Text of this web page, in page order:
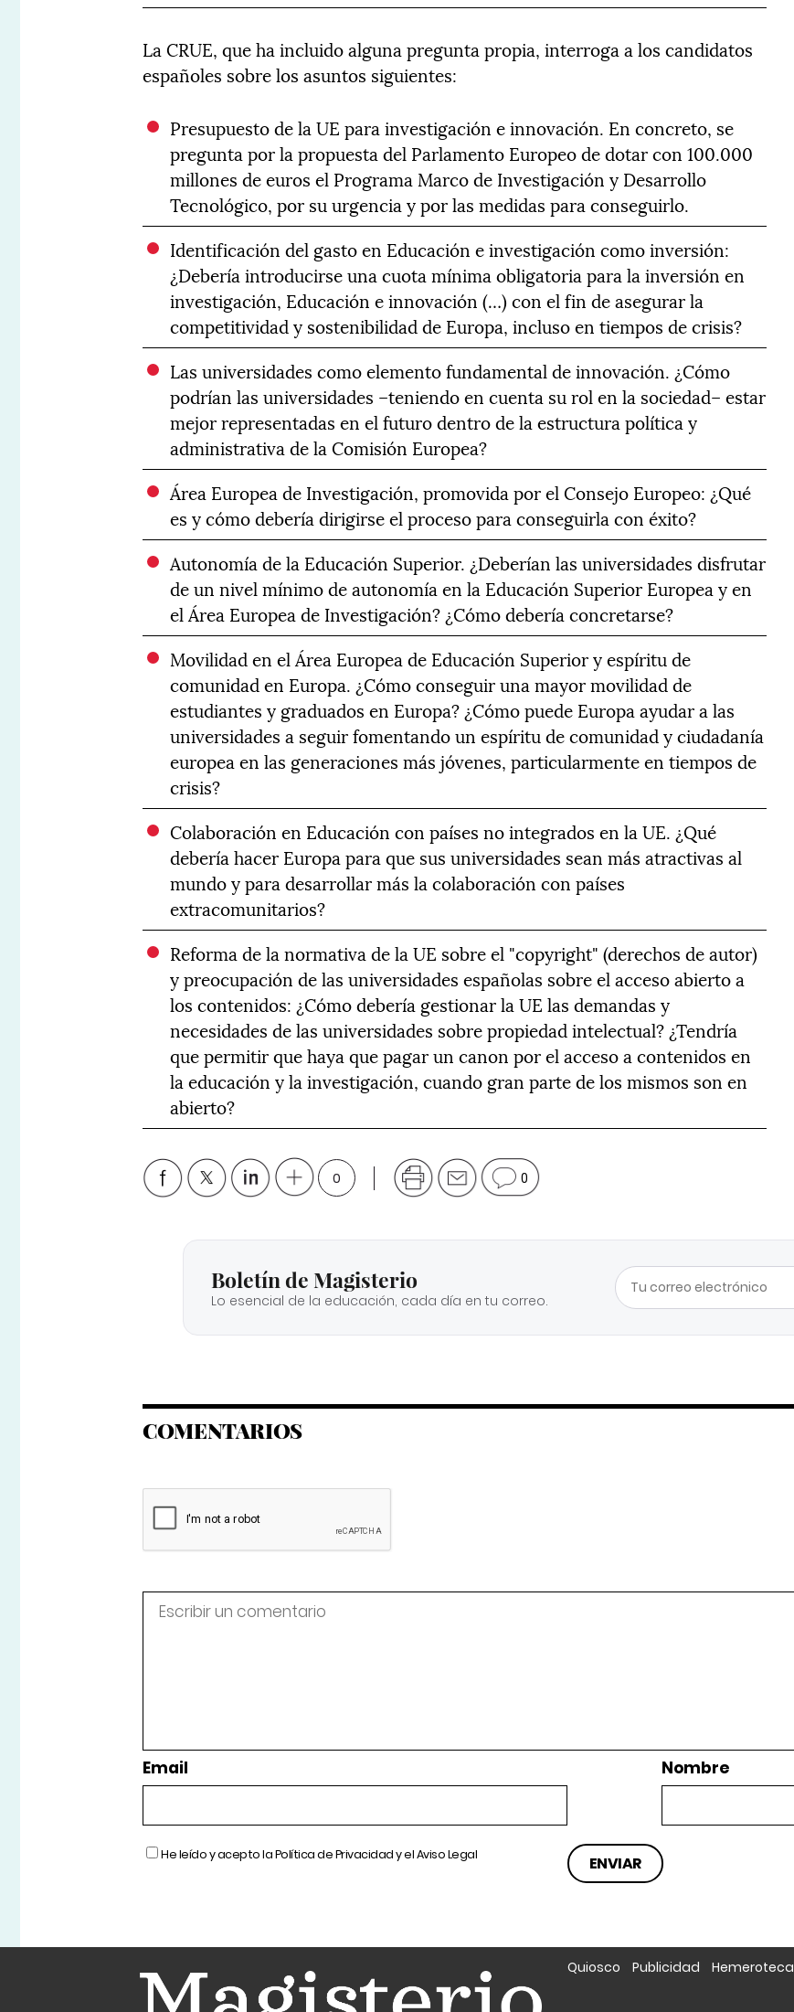
La CRUE, que ha incluido alguna pregunta propia, interroga a los candidatos
españoles sobre los asuntos siguientes:
Presupuesto de la UE para investigación e innovación. En concreto, se
pregunta por la propuesta del Parlamento Europeo de dotar con 100.000
millones de euros el Programa Marco de Investigación y Desarrollo
Tecnológico, por su urgencia y por las medidas para conseguirlo.
Identificación del gasto en Educación e investigación como inversión:
¿Debería introducirse una cuota mínima obligatoria para la inversión en
investigación, Educación e innovación (…) con el fin de asegurar la
competitividad y sostenibilidad de Europa, incluso en tiempos de crisis?
Las universidades como elemento fundamental de innovación. ¿Cómo
podrían las universidades –teniendo en cuenta su rol en la sociedad– estar
mejor representadas en el futuro dentro de la estructura política y
administrativa de la Comisión Europea?
Área Europea de Investigación, promovida por el Consejo Europeo: ¿Qué
es y cómo debería dirigirse el proceso para conseguirla con éxito?
Autonomía de la Educación Superior. ¿Deberían las universidades disfrutar
de un nivel mínimo de autonomía en la Educación Superior Europea y en
el Área Europea de Investigación? ¿Cómo debería concretarse?
Movilidad en el Área Europea de Educación Superior y espíritu de
comunidad en Europa. ¿Cómo conseguir una mayor movilidad de
estudiantes y graduados en Europa? ¿Cómo puede Europa ayudar a las
universidades a seguir fomentando un espíritu de comunidad y ciudadanía
europea en las generaciones más jóvenes, particularmente en tiempos de
crisis?
Colaboración en Educación con países no integrados en la UE. ¿Qué
debería hacer Europa para que sus universidades sean más atractivas al
mundo y para desarrollar más la colaboración con países
extracomunitarios?
Reforma de la normativa de la UE sobre el "copyright" (derechos de autor)
y preocupación de las universidades españolas sobre el acceso abierto a
los contenidos: ¿Cómo debería gestionar la UE las demandas y
necesidades de las universidades sobre propiedad intelectual? ¿Tendría
que permitir que haya que pagar un canon por el acceso a contenidos en
la educación y la investigación, cuando gran parte de los mismos son en
abierto?
0 0
Boletín de Magisterio
Lo esencial de la educación, cada día en tu correo.
COMENTARIOS
Email Nombre
He leído y acepto laPolítica de Privacidady elAviso Legal
Quiosco Publicidad Hemeroteca